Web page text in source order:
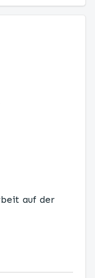
auf der